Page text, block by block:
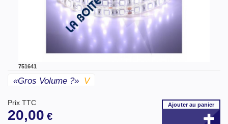
751641
«gros Volume ?» V
Prix TTC
20,00 €
Ajouterau panier